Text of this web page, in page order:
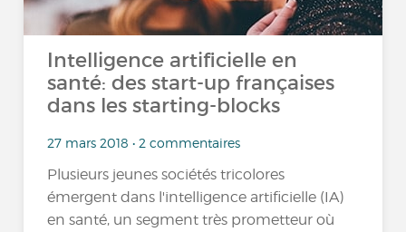
Intelligence artificielle en
santé: des start-up françaises
dans les starting-blocks
27 mars 2018 • 2 commentaires
Plusieurs jeunes sociétés tricolores
émergent dans l'intelligence artificielle (IA)
en santé, un segment très prometteur où